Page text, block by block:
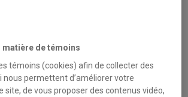
matière de témoins
témoins (cookies) afin de collecter des
permettent d’améliorer votre
site, de vous proposer des contenus vidéo,